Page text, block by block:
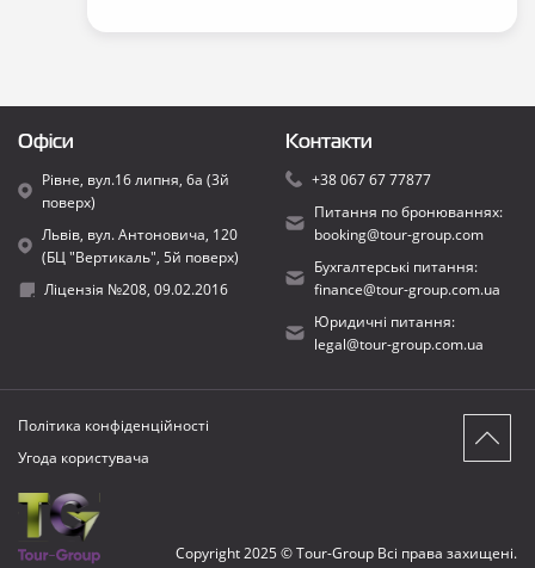
Офіси
Рівне, вул.16 липня, 6а (3й
поверх)
Львів, вул. Антоновича, 120
(БЦ "Вертикаль", 5й поверх)
Ліцензія №208, 09.02.2016
Контакти
+38 067 67 77877
Питання по бронюваннях:
booking@tour-group.com
Бухгалтерські питання:
finance@tour-group.com.ua
Юридичні питання:
legal@tour-group.com.ua
Copyright 2025 © Tour-Group Всі права захищені.
Політика конфіденційності
Угода користувача